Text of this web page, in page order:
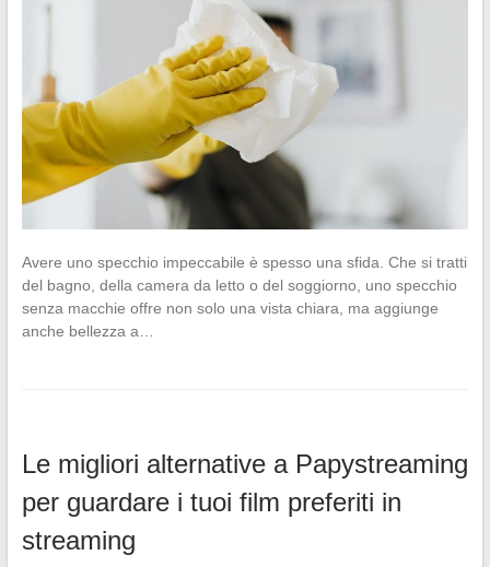
Avere uno specchio impeccabile è spesso una sfida. Che si tratti
del bagno, della camera da letto o del soggiorno, uno specchio
senza macchie offre non solo una vista chiara, ma aggiunge
anche bellezza a…
Le migliori alternative a Papystreaming
per guardare i tuoi film preferiti in
streaming